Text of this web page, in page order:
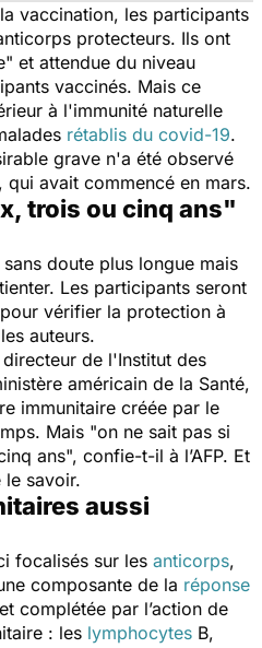
vaccination, les participants
protecteurs. Ils ont
" et attendue du niveau
vaccinés. Mais ce
à l'immunité naturelle
rétablis du covid-19.
grave n'a été observé
avait commencé en mars.
trois ou cinq ans"
doute plus longue mais
Les participants seront
vérifier la protection à
auteurs.
de l'Institut des
américain de la Santé,
immunitaire créée par le
Mais "on ne sait pas si
ans", confie-t-il à l’AFP. Et
le savoir.
aussi
focalisés sur les anticorps,
composante de la réponse
complétée par l’action de
: les lymphocytes B,